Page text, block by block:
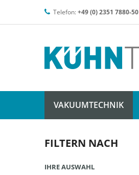
Telefon:+49 (0) 2351 7880-50
VAKUUMTECHNIK
FILTERN NACH
IHRE AUSWAHL